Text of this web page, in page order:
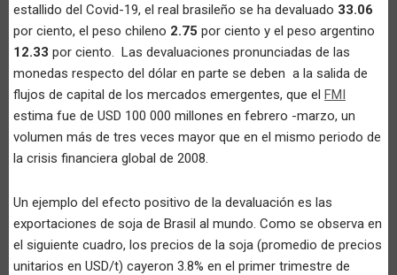
estallido del Covid-19, el real brasileño se ha devaluado 33.06
por ciento, el peso chileno 2.75 por ciento y el peso argentino
12.33 por ciento. Las devaluaciones pronunciadas de las
monedas respecto del dólar en parte se deben a la salida de
flujos de capital de los mercados emergentes, que el FMI
estima fue de USD 100 000 millones en febrero -marzo, un
volumen más de tres veces mayor que en el mismo periodo de
la crisis financiera global de 2008.
Un ejemplo del efecto positivo de la devaluación es las
exportaciones de soja de Brasil al mundo. Como se observa en
el siguiente cuadro, los precios de la soja (promedio de precios
unitarios en USD/t) cayeron 3.8% en el primer trimestre de